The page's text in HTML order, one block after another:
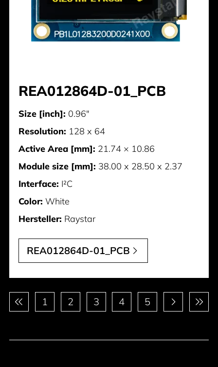
REA012864D-01_PCB
Size [inch]: 0.96"
Resolution: 128 x 64
Active Area [mm]: 21.74 × 10.86
Module size [mm]: 38.00 x 28.50 x 2.37
Interface: I²C
Color: White
Hersteller: Raystar
REA012864D-01_PCB
Paginierung
1 2 3 4 5